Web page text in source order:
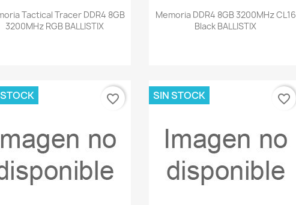
Vista rápida
Tactical Tracer DDR4 8GB
3200MHz RGB BALLISTIX
Vista rápida
Memoria DDR4 8GB 3200MHz CL16
Black BALLISTIX
favorite_border SIN STOCK favorite_border